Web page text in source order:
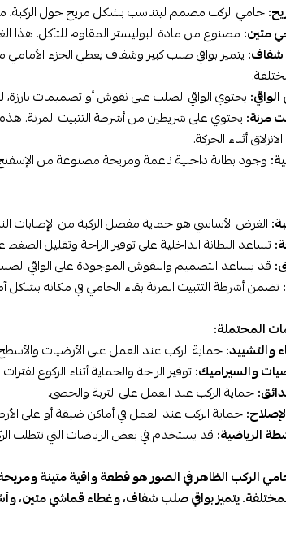
حامي الركب مصمم ليتناسب بشكل مريح حول الركبة،
متين: مصنوع من مادة البوليستر المقاوم للتآكل. هذا
شفاف: يتميز بواقي صلب كبير وشفاف يغطي الجزء
يحتوي الواقي الصلب على نقوش أو تصميمات بارزة،
مرنة: يحتوي على شريطين من أشرطة التثبيت المرنة.
أثناء الحركة.
وجود بطانة داخلية ناعمة ومريحة مصنوعة من
الغرض الأساسي هو حماية مفصل الركبة من الإصابات
تساعد البطانة الداخلية على توفير الراحة وتقليل الضغط
قد يساعد التصميم والنقوش الموجودة على الواقي
تضمن أشرطة التثبيت المرنة بقاء الحامي في مكانه بشكل
المحتملة:
والتشييد:حماية الركب عند العمل على الأرضيات
والسيراميك:توفير الراحة والحماية أثناء الركوع
حماية الركب عند العمل على التربة والحصى.
حماية الركب عند العمل في أماكن ضيقة أو على
الرياضية: قد يستخدم في بعض الرياضات التي تتطلب
الركب الظاهر في الصور هو قطعة واقية متينة
يتميز بواقي صلب شفاف، وغطاء قماشي متين،